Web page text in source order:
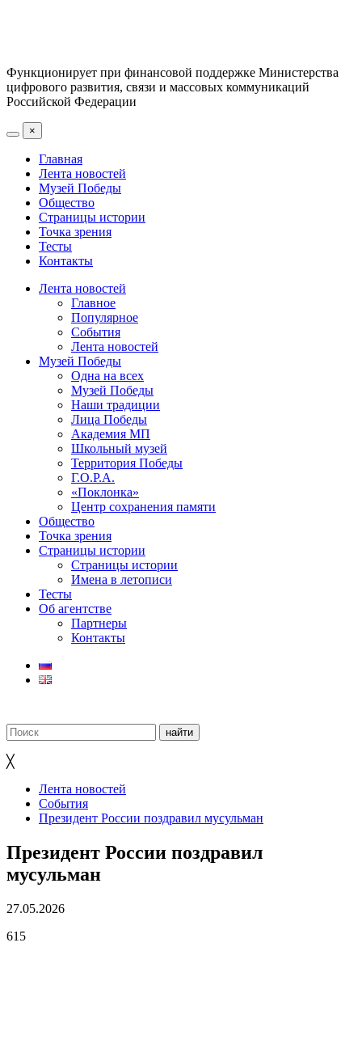
Функционирует при финансовой поддержке Министерства
цифрового развития, связи и массовых коммуникаций
Российской Федерации
×
Главная
Лента новостей
Музей Победы
Общество
Страницы истории
Точка зрения
Тесты
Контакты
Лента новостей
Главное
Популярное
События
Лента новостей
Музей Победы
Одна на всех
Музей Победы
Наши традиции
Лица Победы
Академия МП
Школьный музей
Территория Победы
Г.О.Р.А.
«Поклонка»
Центр сохранения памяти
Общество
Точка зрения
Страницы истории
Страницы истории
Имена в летописи
Тесты
Об агентстве
Партнеры
Контакты
╳
Лента новостей
События
Президент России поздравил мусульман
Президент России поздравил
мусульман
27.05.2026
615